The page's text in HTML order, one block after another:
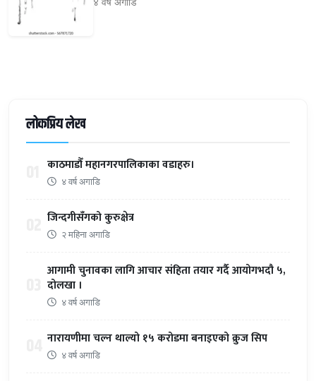
लोकप्रिय लेख
काठमाडौँ महानगरपालिकाका वडाहरु।
४ वर्ष अगाडि
जिन्दगीसँगको कुरुक्षेत्र
२ महिना अगाडि
आगामी चुनावका लागि आचार संहिता तयार गर्दै आयोगभदौ ५,
दोलखा ।
४ वर्ष अगाडि
नारायणीमा चल्न थाल्यो १५ करोडमा बनाइएको क्रुज सिप
४ वर्ष अगाडि